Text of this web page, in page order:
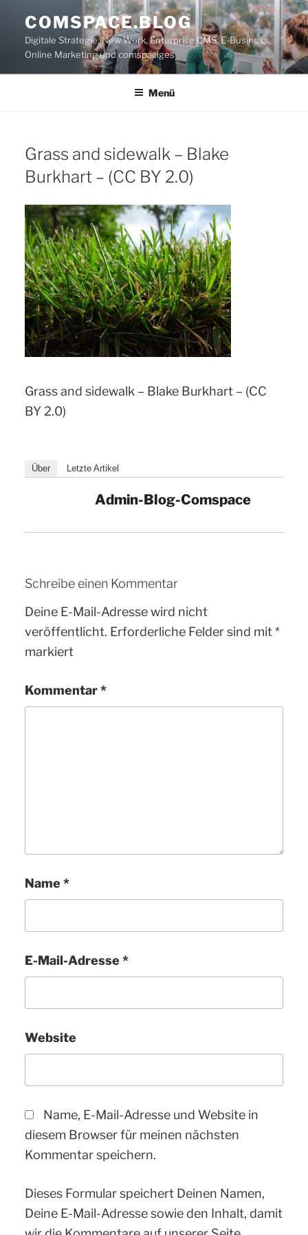
Inhalt
springen
COMSPACE.BLOG
Digitale Strategie, New Work, Enterprise CMS, E-Business,
Online Marketing und comspaciges
Menü
Grass and sidewalk – Blake
Burkhart – (CC BY 2.0)
Grass and sidewalk – Blake Burkhart – (CC
BY 2.0)
Über Letzte Artikel
Admin-Blog-Comspace
Schreibe einen Kommentar
Deine E-Mail-Adresse wird nicht
veröffentlicht. Erforderliche Felder sind mit*
markiert
Kommentar*
Name *
E-Mail-Adresse *
Website
Name, E-Mail-Adresse und Website in
diesem Browser für meinen nächsten
Kommentar speichern.
Dieses Formular speichert Deinen Namen,
Deine E-Mail-Adresse sowie den Inhalt, damit